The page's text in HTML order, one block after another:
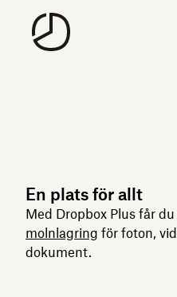
En plats för allt
Med Dropbox Plus får
molnlagring för foton,
dokument.